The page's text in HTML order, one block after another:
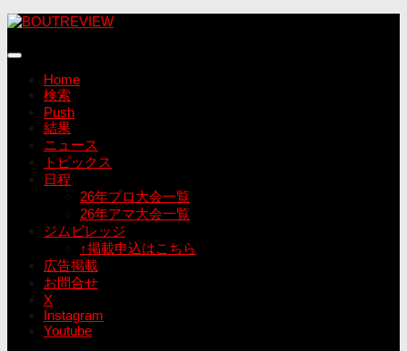
コ
テ
Home
検索
Push
結果
ニュース
トピックス
日程
26年プロ大会一覧
26年アマ大会一覧
ジムビレッジ
↑掲載申込はこちら
広告掲載
お問合せ
X
Instagram
Youtube